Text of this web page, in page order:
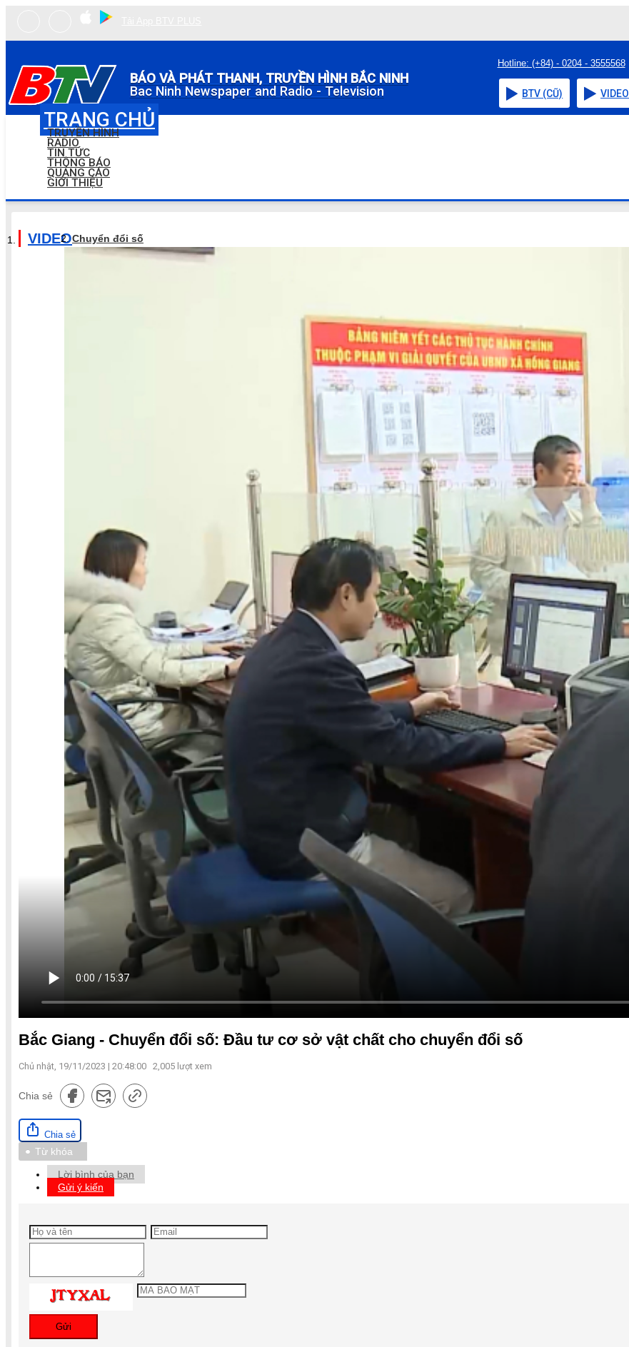
BÁO VÀ PHÁT THANH, TRUYỀN HÌNH BẮC NINH
Bac Ninh Newspaper and Radio - Television
Hotline: (+84) - 0204 - 3555568
BTV (CŨ) VIDEO
TRANG CHỦ
TRUYỀN HÌNH
RADIO
TIN TỨC
THÔNG BÁO
QUẢNG CÁO
GIỚI THIỆU
VIDEOChuyển đổi số
Bắc Giang - Chuyển đổi số: Đầu tư cơ sở vật chất cho chuyển đổi số
Chủ nhật, 19/11/2023 | 20:48:00 2,005 lượt xem
Chia sẻ
Chia sẻ
Từ khóa
Lời bình của bạn
Gửi ý kiến
Gửi